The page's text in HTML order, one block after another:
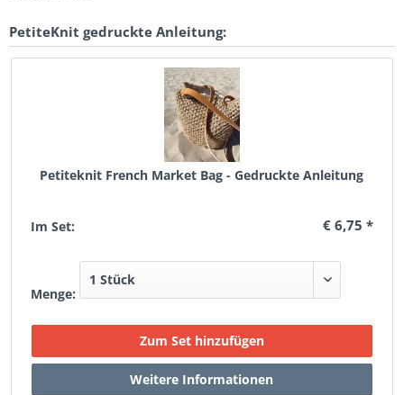
PetiteKnit gedruckte Anleitung:
Petiteknit French Market Bag - Gedruckte Anleitung
Im Set: € 6,75 *
Menge: